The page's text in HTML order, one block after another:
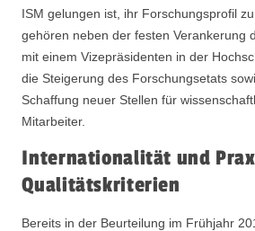
ISM gelungen ist, ihr Forschungsprofil
gehören neben der festen Verankerung
mit einem Vizepräsidenten in der
die Steigerung des Forschungsetats
Schaffung neuer Stellen für
Mitarbeiter.
Internationalität und
Qualitätskriterien
Bereits in der Beurteilung im Frühjahr